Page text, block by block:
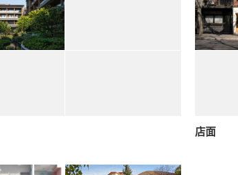
店面